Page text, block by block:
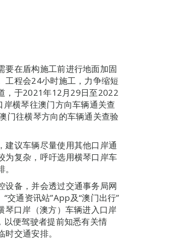
要在盾构施工前进行地面加固
工程会24小时施工，力争缩短
，于2021年12月29日至2022
横琴往澳门方向车辆通关查
门往横琴方向的车辆通关查验
建议车辆尽量使用其他口岸通
为复杂，呼吁选用横琴口岸车
设备，并会透过交通事务局网
通资讯站”App及“澳门出行”
口岸（澳方）车辆进入口岸
以便驾驶者提前知悉有关情
交通安排。